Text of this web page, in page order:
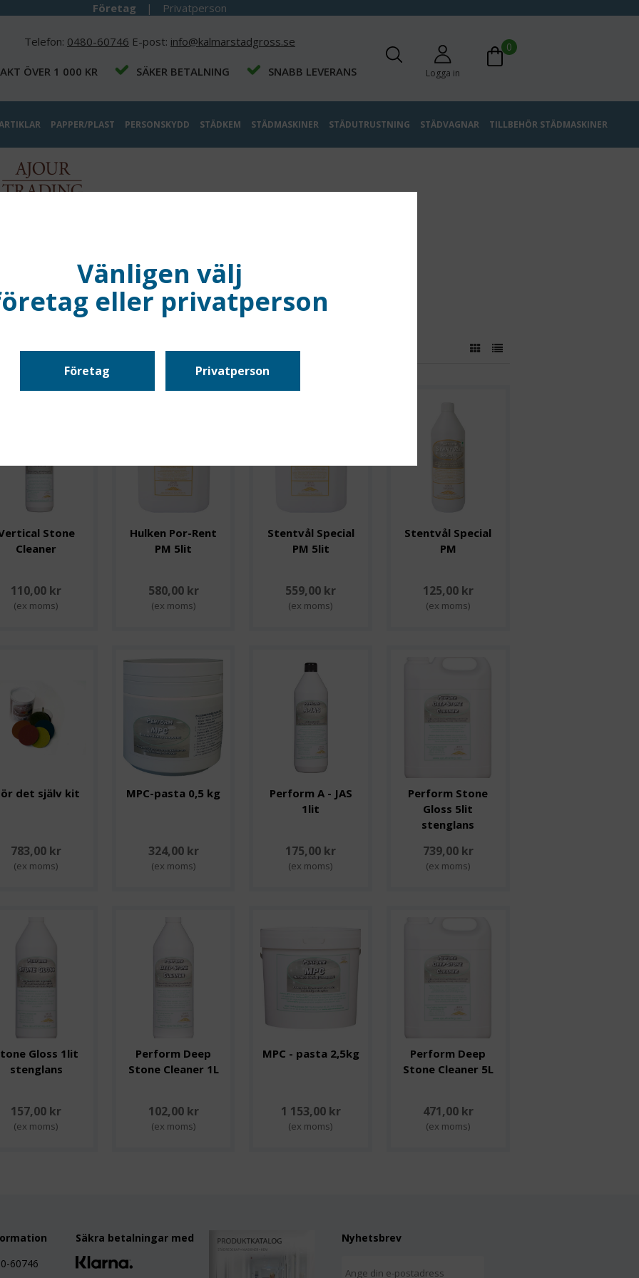
Företag | Privatperson
Telefon: 0480-60746 E-post: info@kalmarstadgross.se
ÖVER 1 000 KR SÄKER BETALNING SNABB LEVERANS Logga in
0
PAPPER/PLAST PERSONSKYDD STÄDKEM STÄDMASKINER STÄDUTRUSTNING STÄDVAGNAR TILLBEHÖR STÄDMASKINER
TRADING SWEDEN AB
Stone
Cleaner
110,00 kr
(ex moms)
Hulken Por-Rent
PM 5lit
580,00 kr
(ex moms)
Stentvål Special
PM 5lit
559,00 kr
(ex moms)
Stentvål Special
PM
125,00 kr
(ex moms)
det själv kit
783,00 kr
(ex moms)
MPC-pasta 0,5 kg
324,00 kr
(ex moms)
Perform A - JAS
1lit
175,00 kr
(ex moms)
Perform Stone
Gloss 5lit
stenglans
739,00 kr
(ex moms)
Gloss 1lit
stenglans
157,00 kr
(ex moms)
Perform Deep
Stone Cleaner 1L
102,00 kr
(ex moms)
MPC - pasta 2,5kg
1 153,00 kr
(ex moms)
Perform Deep
Stone Cleaner 5L
471,00 kr
(ex moms)
60746
Säkra betalningar med Nyhetsbrev
Vänligen välj
eller privatperson
Företag Privatperson